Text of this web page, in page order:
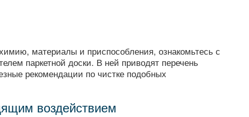
материалы и приспособления, ознакомьтесь с
паркетной доски. В ней приводят перечень
рекомендации по чистке подобных
воздействием